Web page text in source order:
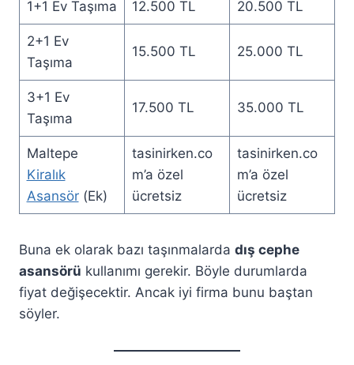
1+1 Ev Taşıma 12.500 TL 20.500 TL
2+1 Ev
Taşıma
15.500 TL 25.000 TL
3+1 Ev
Taşıma
17.500 TL 35.000 TL
Maltepe
Kiralık
Asansör(Ek)
tasinirken.co
m’a özel
ücretsiz
tasinirken.co
m’a özel
ücretsiz
Buna ek olarak bazı taşınmalarda dış cephe
asansörü kullanımı gerekir. Böyle durumlarda
fiyat değişecektir. Ancak iyi firma bunu baştan
söyler.